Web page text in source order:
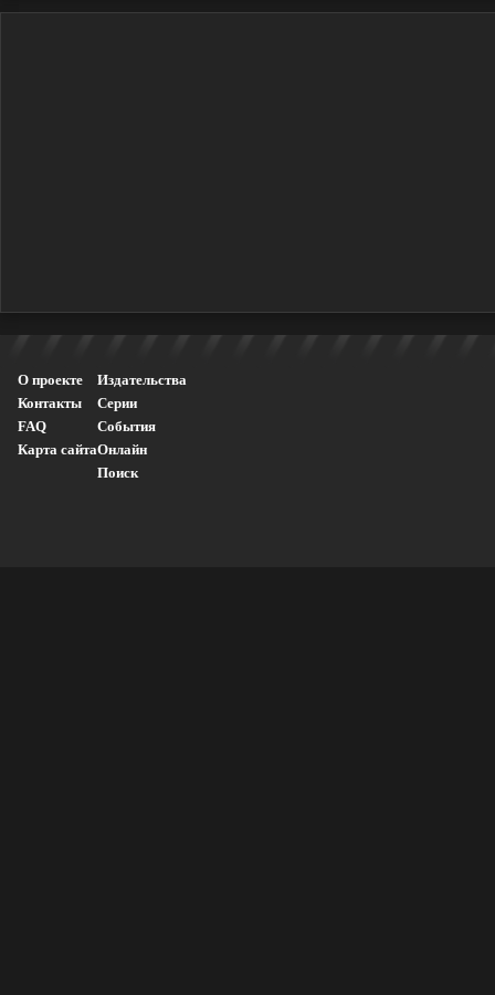
О проекте
Контакты
FAQ
Карта сайта
Издательства
Серии
События
Онлайн
Поиск